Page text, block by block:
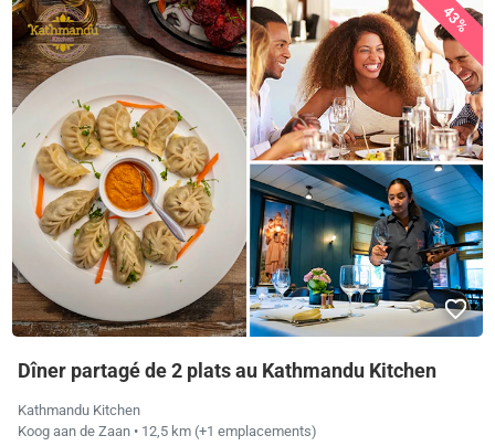
43%
Dîner partagé de 2 plats au Kathmandu Kitchen
Kathmandu Kitchen
Koog aan de Zaan • 12,5 km (+1 emplacements)